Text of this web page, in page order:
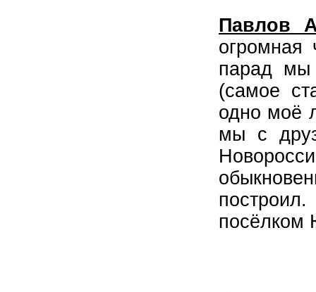
Павлов
парад мы
(самое
одно моё
мы с
посёлком